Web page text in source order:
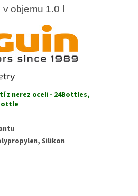
objemu 1.0 l
z nerez oceli - 24Bottles,
Silikon